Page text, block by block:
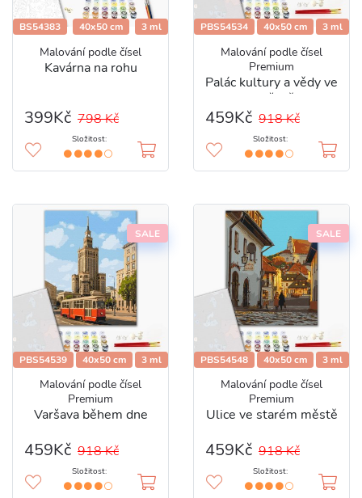
BS54383 40x50 cm 3 ml
Malování podle čísel
Kavárna na rohu
399Kč 798 Kč
Složitost:
PBS54534 40x50 cm 3 ml
Malování podle čísel
Premium
Palác kultury a vědy ve
Varšavě
459Kč 918 Kč
Složitost:
SALE
PBS54539 40x50 cm 3 ml
Malování podle čísel
Premium
Varšava během dne
459Kč 918 Kč
Složitost:
SALE
PBS54548 40x50 cm 3 ml
Malování podle čísel
Premium
Ulice ve starém městě
459Kč 918 Kč
Složitost: